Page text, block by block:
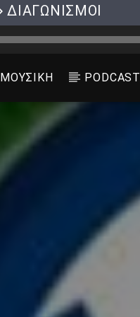
ΔΙΑΓΩΝΙΣΜΟΙ
ΜΟΥΣΙΚΗ